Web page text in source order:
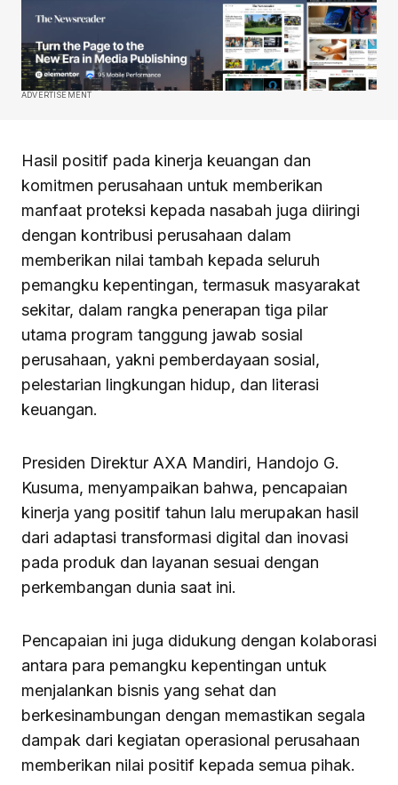
ADVERTISEMENT
Hasil positif pada kinerja keuangan dan
komitmen perusahaan untuk memberikan
manfaat proteksi kepada nasabah juga diiringi
dengan kontribusi perusahaan dalam
memberikan nilai tambah kepada seluruh
pemangku kepentingan, termasuk masyarakat
sekitar, dalam rangka penerapan tiga pilar
utama program tanggung jawab sosial
perusahaan, yakni pemberdayaan sosial,
pelestarian lingkungan hidup, dan literasi
keuangan.
Presiden Direktur AXA Mandiri, Handojo G.
Kusuma, menyampaikan bahwa, pencapaian
kinerja yang positif tahun lalu merupakan hasil
dari adaptasi transformasi digital dan inovasi
pada produk dan layanan sesuai dengan
perkembangan dunia saat ini.
Pencapaian ini juga didukung dengan kolaborasi
antara para pemangku kepentingan untuk
menjalankan bisnis yang sehat dan
berkesinambungan dengan memastikan segala
dampak dari kegiatan operasional perusahaan
memberikan nilai positif kepada semua pihak.